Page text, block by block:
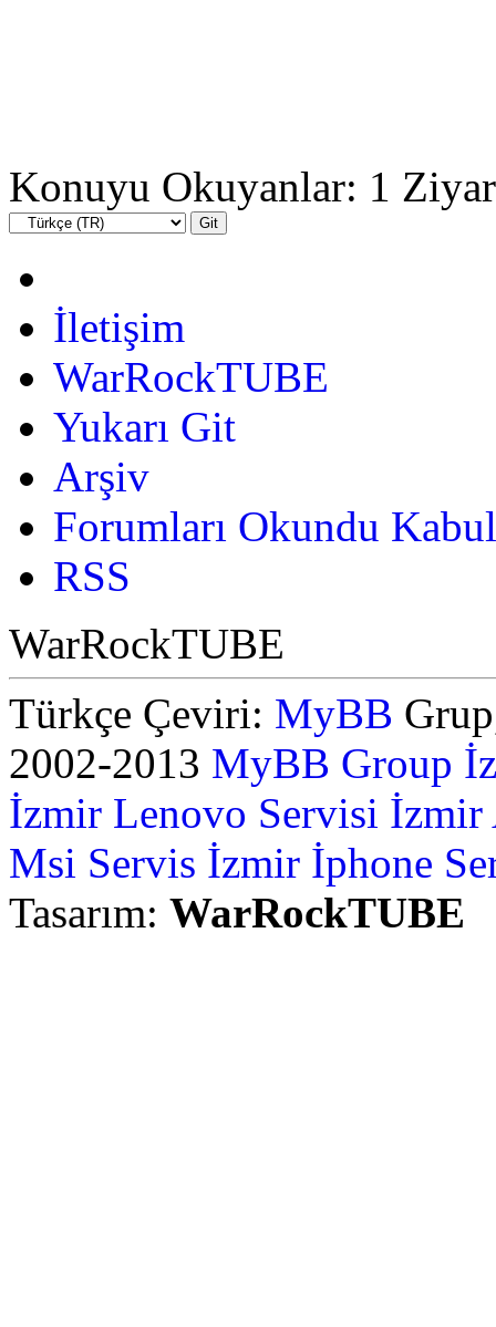
Konuyu Okuyanlar: 1
İletişim
WarRockTUBE
Yukarı Git
Arşiv
Forumları Okundu
RSS
WarRockTUBE
Türkçe Çeviri: MyBB
2002-2013 MyBB Group
İzmir Lenovo Servisi İzmir
Msi Servis İzmir İphone
Tasarım: WarRockTUBE